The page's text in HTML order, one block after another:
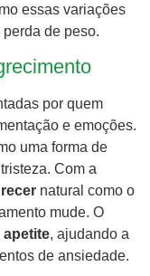
essas variações
de peso.
por quem
e emoções.
uma forma de
Com a
natural como o
mude. O
, ajudando a
de ansiedade.